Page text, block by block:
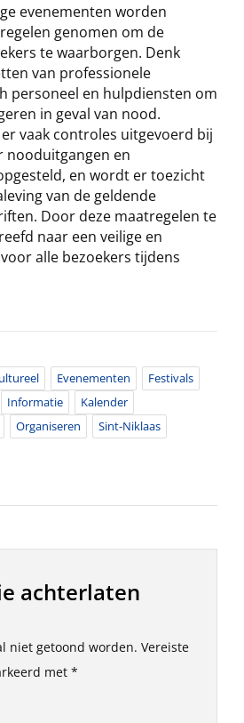
evenementen worden
genomen om de
te waarborgen. Denk
van professionele
personeel en hulpdiensten om
in geval van nood.
vaak controles uitgevoerd bij
nooduitgangen en
en wordt er toezicht
van de geldende
Door deze maatregelen te
naar een veilige en
alle bezoekers tijdens
Evenementen
Festivals
Informatie
Kalender
Organiseren
Sint-Niklaas
achterlaten
niet getoond worden. Vereiste
met *